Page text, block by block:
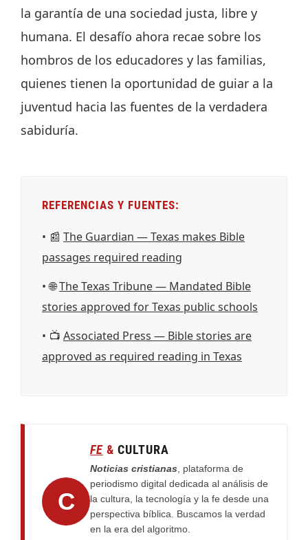
la garantía de una sociedad justa, libre y
humana. El desafío ahora recae sobre los
hombros de los educadores y las familias,
quienes tienen la oportunidad de guiar a la
juventud hacia las fuentes de la verdadera
sabiduría.
REFERENCIAS Y FUENTES:
📰 The Guardian — Texas makes Bible
passages required reading
🌐The Texas Tribune — Mandated Bible
stories approved for Texas public schools
📺 Associated Press — Bible stories are
approved as required reading in Texas
C
FE & CULTURA
Noticias cristianas, plataforma de
periodismo digital dedicada al análisis de
la cultura, la tecnología y la fe desde una
perspectiva bíblica. Buscamos la verdad
en la era del algoritmo.